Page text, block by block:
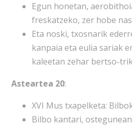
Egun honetan,
freskatzeko, zer hobe
Eta noski, txosnarik
kanpaia eta eulia sariak
kaleetan zehar bertso-
Asteartea 20:
XVI Mus txapelketa:
Bilbo kantari,